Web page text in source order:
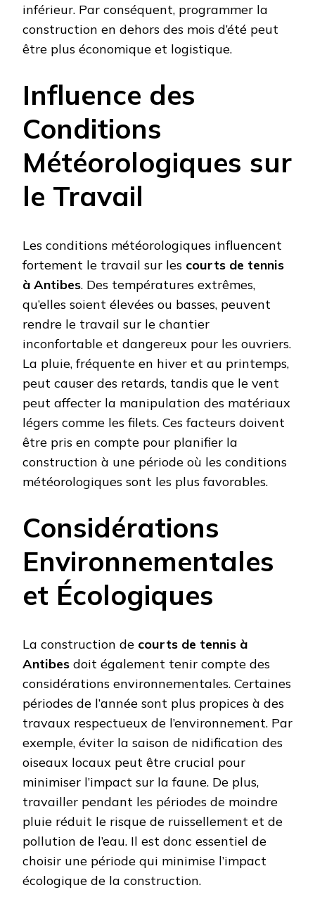
inférieur. Par conséquent, programmer la
construction en dehors des mois d’été peut
être plus économique et logistique.
Influence des
Conditions
Météorologiques sur
le Travail
Les conditions météorologiques influencent
fortement le travail sur les courts de tennis
à Antibes. Des températures extrêmes,
qu’elles soient élevées ou basses, peuvent
rendre le travail sur le chantier
inconfortable et dangereux pour les ouvriers.
La pluie, fréquente en hiver et au printemps,
peut causer des retards, tandis que le vent
peut affecter la manipulation des matériaux
légers comme les filets. Ces facteurs doivent
être pris en compte pour planifier la
construction à une période où les conditions
météorologiques sont les plus favorables.
Considérations
Environnementales
et Écologiques
La construction de courts de tennis à
Antibes doit également tenir compte des
considérations environnementales. Certaines
périodes de l’année sont plus propices à des
travaux respectueux de l’environnement. Par
exemple, éviter la saison de nidification des
oiseaux locaux peut être crucial pour
minimiser l’impact sur la faune. De plus,
travailler pendant les périodes de moindre
pluie réduit le risque de ruissellement et de
pollution de l’eau. Il est donc essentiel de
choisir une période qui minimise l’impact
écologique de la construction.